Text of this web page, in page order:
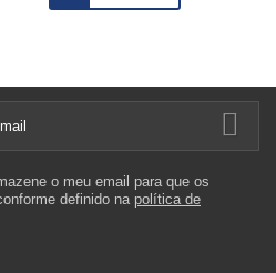
o meu email para que os
definido na política de